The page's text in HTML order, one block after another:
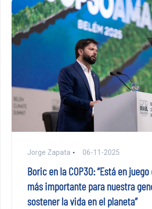
Jorge Zapata 06-11-2025
Boric en la COP30: “Está en
más importante para nuestra
sostener la vida en el planeta”